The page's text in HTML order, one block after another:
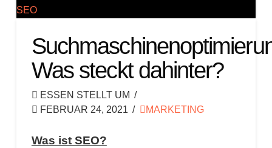
Was steckt dahinter?
ESSEN STELLT UM
FEBRUAR 24, 2021
MARKETING
Was ist SEO?